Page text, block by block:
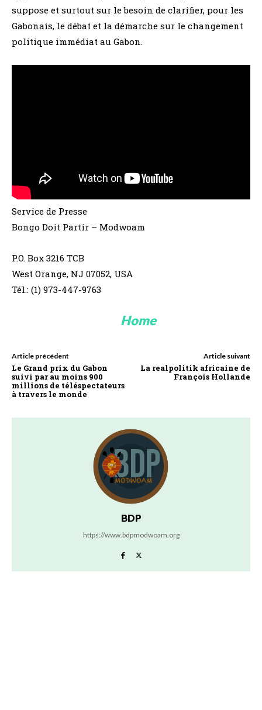
suppose et surtout sur le besoin de clarifier, pour les
Gabonais, le débat et la démarche sur le changement
politique immédiat au Gabon.
Service de Presse
Bongo Doit Partir – Modwoam
P.O. Box 3216 TCB
West Orange, NJ 07052, USA
Tél.: (1) 973-447-9763
Home
Article précédent
Le Grand prix du Gabon
suivi par au moins 900
millions de téléspectateurs
à travers le monde
Article suivant
La realpolitik africaine de
François Hollande
BDP
https://www.bdpmodwoam.org